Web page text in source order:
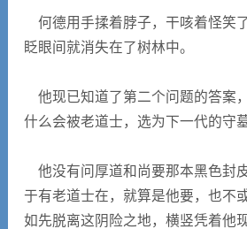
何德用手揉着脖子，干咳着怪笑
眨眼间就消失在了树林中。
他现已知道了第二个问题的答案
什么会被老道士，选为下一代的守墓
他没有问厚道和尚要那本黑色封
于有老道士在，就算是他要，也不
如先脱离这阴险之地，横竖凭着他